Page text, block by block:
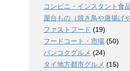
コンビニ・インスタント食
屋台もの（焼き鳥や唐揚げ
ファストフード (19)
フードコート・市場 (50)
バンコクグルメ (24)
タイ地方都市グルメ (15)